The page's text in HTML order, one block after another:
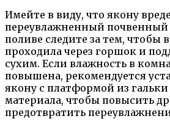
Имейте в виду, что якону
переувлажненный почвенный
поливе следите за тем, чтобы
проходила через горшок и
сухим. Если влажность в
повышена, рекомендуется
якону с платформой из
материала, чтобы повысить
предотвратить